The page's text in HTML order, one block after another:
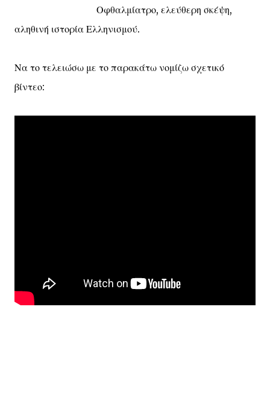
Οφθαλμίατρο, ελεύθερη σκέψη,
αληθινή ιστορία Ελληνισμού.
Να το τελειώσω με το παρακάτω νομίζω σχετικό
βίντεο: